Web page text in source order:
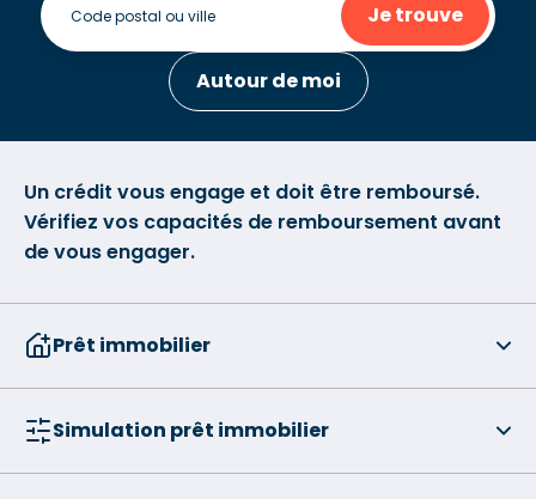
Je trouve
Autour de moi
Un crédit vous engage et doit être remboursé.
Vérifiez vos capacités de remboursement avant
de vous engager.
Prêt immobilier
Simulation prêt immobilier